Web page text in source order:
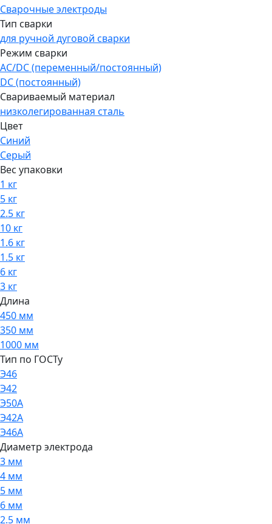
Сварочные электроды
Тип сварки
для ручной дуговой сварки
Режим сварки
AC/DC (переменный/постоянный)
DC (постоянный)
Свариваемый материал
низколегированная сталь
Цвет
Синий
Серый
Вес упаковки
1 кг
5 кг
2.5 кг
10 кг
1.6 кг
1.5 кг
6 кг
3 кг
Длина
450 мм
350 мм
1000 мм
Тип по ГОСТу
Э46
Э42
Э50А
Э42А
Э46А
Диаметр электрода
3 мм
4 мм
5 мм
6 мм
2.5 мм